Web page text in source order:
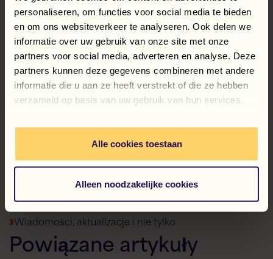
personaliseren, om functies voor social media te bieden
en om ons websiteverkeer te analyseren. Ook delen we
informatie over uw gebruik van onze site met onze
partners voor social media, adverteren en analyse. Deze
partners kunnen deze gegevens combineren met andere
informatie die u aan ze heeft verstrekt of die ze hebben
verzameld op basis van uw gebruik van hun services.
Alle cookies toestaan
Alleen noodzakelijke cookies
ona naszą wizję, że inwestowanie w ludzi się opłaca.
Pracownicy, którzy się rozwijają, przyczyniają się do
postępu organizacji – również naszych klientów. Bo
kto współpracuje z ludźmi, którzy nieustannie się
rozwijają, dostrzega różnicę: w jakości,
zaangażowaniu i wynikach.
Wiadomości, aktualizacje i nie tylko
Powiązane artykuły